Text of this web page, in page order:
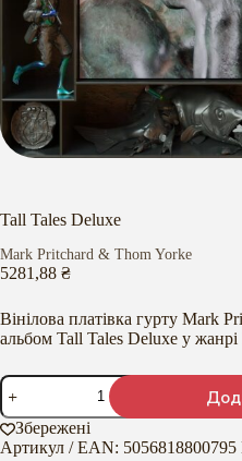
Tall Tales Deluxe
Mark Pritchard & Thom Yorke
5281,88 ₴
Вінілова платівка гурту Mark
альбом Tall Tales Deluxe у
Tall
Tales
Deluxe
кількість
Збережені
Артикул / EAN: 5056818800795